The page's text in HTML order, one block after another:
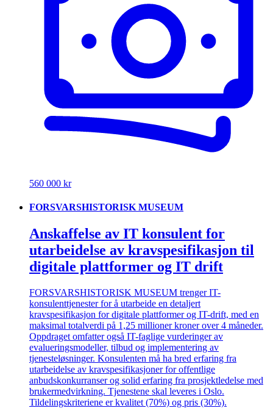
560 000 kr
FORSVARSHISTORISK MUSEUM
Anskaffelse av IT konsulent for
utarbeidelse av kravspesifikasjon til
digitale plattformer og IT drift
FORSVARSHISTORISK MUSEUM trenger IT-
konsulenttjenester for å utarbeide en detaljert
kravspesifikasjon for digitale plattformer og IT-drift, med en
maksimal totalverdi på 1,25 millioner kroner over 4 måneder.
Oppdraget omfatter også IT-faglige vurderinger av
evalueringsmodeller, tilbud og implementering av
tjenesteløsninger. Konsulenten må ha bred erfaring fra
utarbeidelse av kravspesifikasjoner for offentlige
anbudskonkurranser og solid erfaring fra prosjektledelse med
brukermedvirkning. Tjenestene skal leveres i Oslo.
Tildelingskriteriene er kvalitet (70%) og pris (30%).